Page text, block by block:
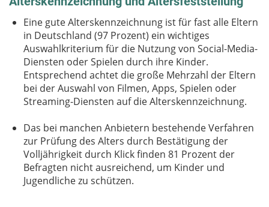
Eine gute Alterskennzeichnung ist für fast alle Eltern
in Deutschland (97 Prozent) ein wichtiges
Auswahlkriterium für die Nutzung von Social-Media-
Diensten oder Spielen durch ihre Kinder.
Entsprechend achtet die große Mehrzahl der Eltern
bei der Auswahl von Filmen, Apps, Spielen oder
Streaming-Diensten auf die Alterskennzeichnung.
Das bei manchen Anbietern bestehende Verfahren
zur Prüfung des Alters durch Bestätigung der
Volljährigkeit durch Klick finden 81 Prozent der
Befragten nicht ausreichend, um Kinder und
Jugendliche zu schützen.